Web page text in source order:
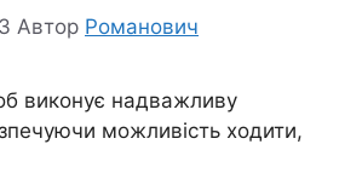
Автор Романович
виконує надважливу
можливість ходити,